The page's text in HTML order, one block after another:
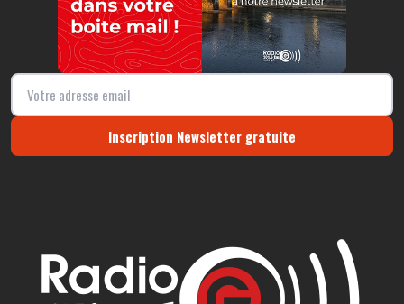
Inscription Newsletter gratuite